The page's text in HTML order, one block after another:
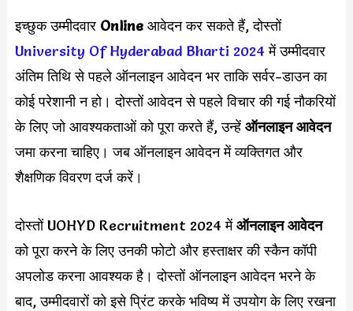
इच्छुक उम्मीदवार Online आवेदन कर सकते हैं, दोस्तों
University Of Hyderabad Bharti 2024 में उम्मीदवार
अंतिम तिथि से पहले ऑनलाइन आवेदन भर ताकि सर्वर-डाउन का
कोई परेशानी न हो। दोस्तों आवेदन से पहले विचार की गई नौकरियों
के लिए जो आवश्यकताओं को पूरा करते हैं, उन्हेंऑनलाइन आवेदन
जमा करना चाहिए। जब ऑनलाइन आवेदन में व्यक्तिगत और
शैक्षणिक विवरण दर्ज करें।
दोस्तों UOHYD Recruitment 2024 मेंऑनलाइन आवेदन
को पूरा करने के लिए उनकी फोटो और हस्ताक्षर की स्कैन कॉपी
अपलोड करना आवश्यक है। दोस्तों ऑनलाइन आवेदन भरने के
बाद, उम्मीदवारों को इसे प्रिंट करके भविष्य में उपयोग के लिए रखना